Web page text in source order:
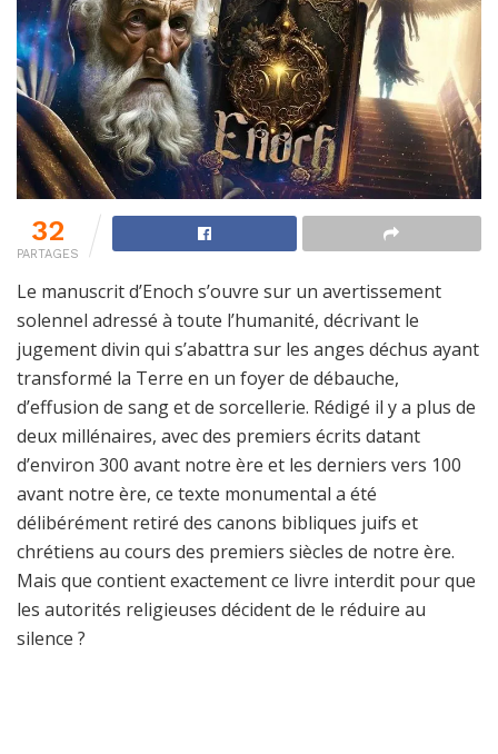
32
PARTAGES
Le manuscrit d’Enoch s’ouvre sur un avertissement
solennel adressé à toute l’humanité, décrivant le
jugement divin qui s’abattra sur les anges déchus ayant
transformé la Terre en un foyer de débauche,
d’effusion de sang et de sorcellerie. Rédigé il y a plus de
deux millénaires, avec des premiers écrits datant
d’environ 300 avant notre ère et les derniers vers 100
avant notre ère, ce texte monumental a été
délibérément retiré des canons bibliques juifs et
chrétiens au cours des premiers siècles de notre ère.
Mais que contient exactement ce livre interdit pour que
les autorités religieuses décident de le réduire au
silence ?